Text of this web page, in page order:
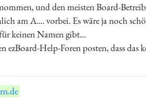
und den meisten Board-
am A.... vorbei. Es wäre ja noch
keinen Namen gibt...
Help-Foren posten, dass das